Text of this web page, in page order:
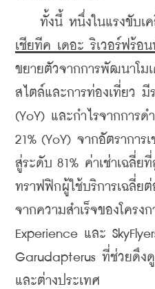
ทั้งนี้ หนึ่งในแรงขับเค
เชียทีค เดอะ ริเวอร์ฟร้อ
ขยายตัวจากการพัฒนาโม
สไตล์และการท่องเที่ยว มี
(YoY) และกำไรจากการด
21% (YoY) จากอัตราการ
สู่ระดับ 81% ค่าเช่าเฉลี่ย
ทราฟฟิกผู้ใช้บริการเฉลี่ย
จากความสำเร็จของโครง
Experience และ
Garudapterus ที่ช่วยดึง
และต่างประเทศ